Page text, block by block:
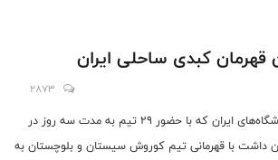
قهرمان کبدی ساحلی ایران
2873
مسابقات کبدی ساحلی باشگاه‌های ایران که با حضور ۲۹ تیم به مدت سه روز در
داشت با قهرمانی تیم کوروش سیستان و بلوچستان به